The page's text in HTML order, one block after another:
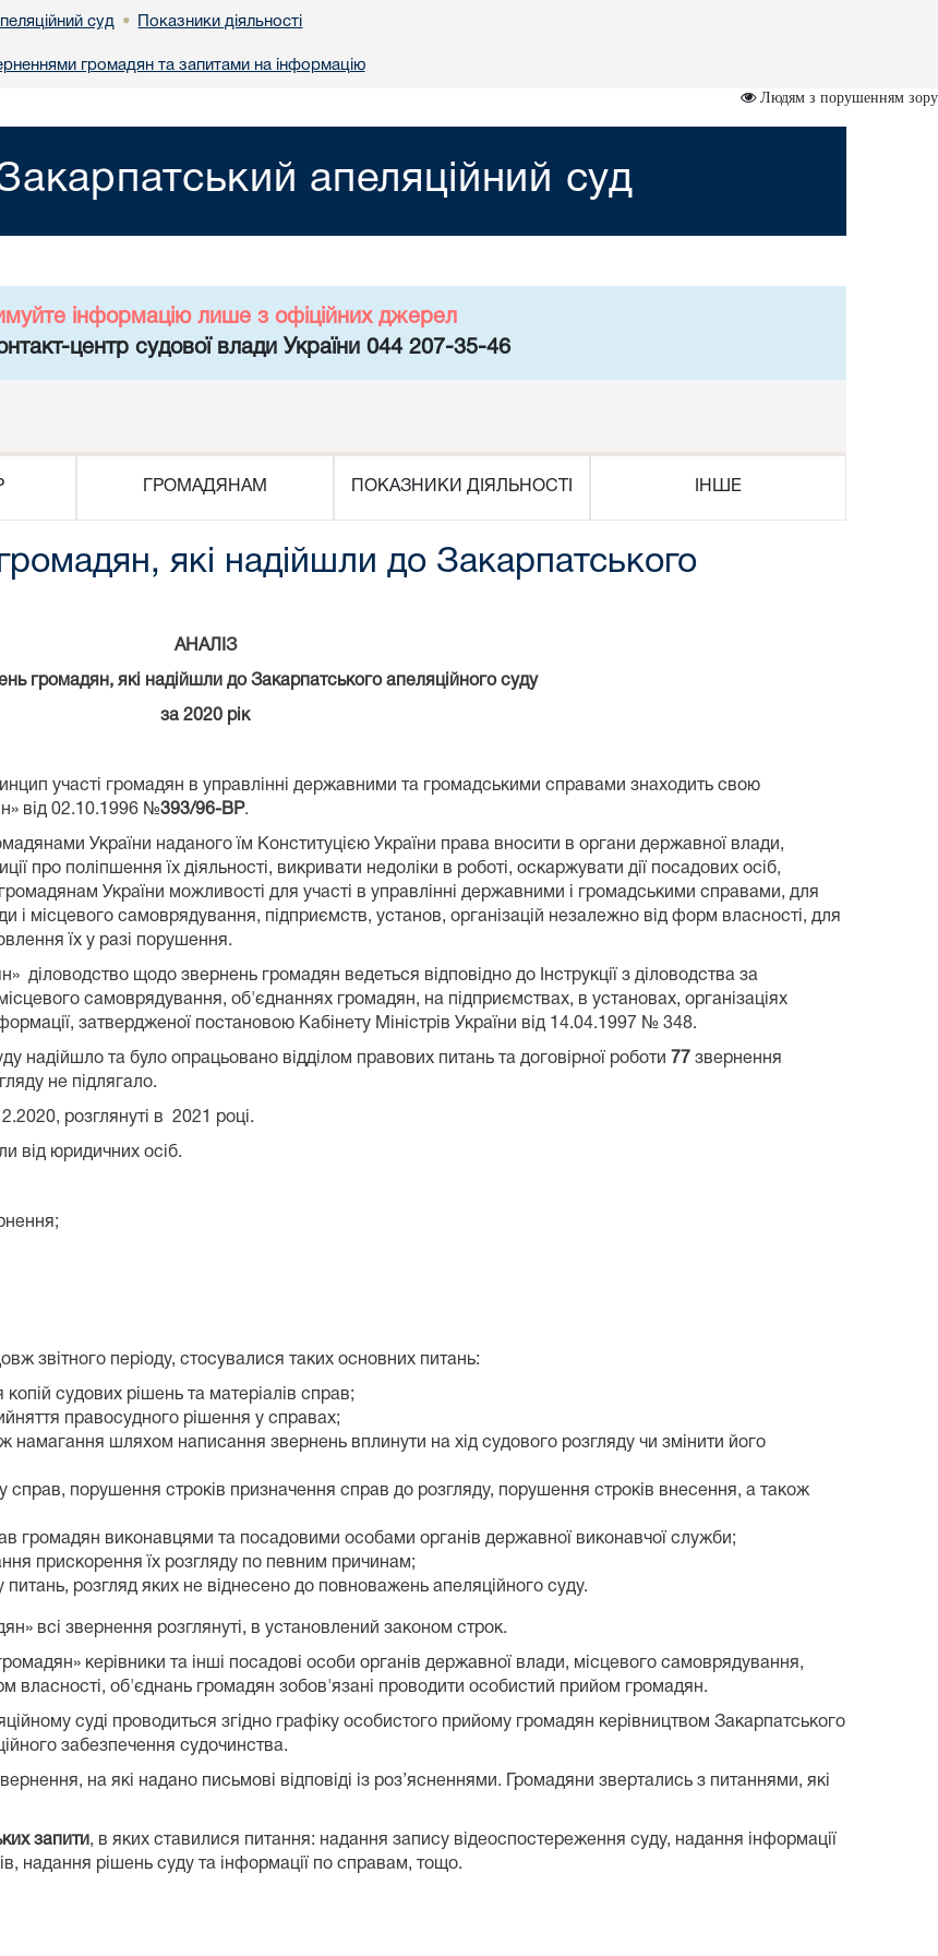
суд • Показники діяльності
громадян та запитами на інформацію
Людям з порушенням зору
апеляційний суд
інформацію лише з офіційних джерел
центр судової влади України 044 207-35-46
ГРОМАДЯНАМ ПОКАЗНИКИ ДІЯЛЬНОСТІ ІНШЕ
які надійшли до Закарпатського
АНАЛІЗ
громадян, які надійшли до Закарпатського апеляційного суду
за 2020 рік
участі громадян в управлінні державними та громадськими справами знаходить свою
від 02.10.1996 №393/96-ВР.
України наданого їм Конституцією України права вносити в органи державної влади,
про поліпшення їх діяльності, викривати недоліки в роботі, оскаржувати дії посадових осіб,
України можливості для участі в управлінні державними і громадськими справами, для
і місцевого самоврядування, підприємств, установ, організацій незалежно від форм власності, для
їх у разі порушення.
діловодство щодо звернень громадян ведеться відповідно до Інструкції з діловодства за
самоврядування, об'єднаннях громадян, на підприємствах, в установах, організаціях
затвердженої постановою Кабінету Міністрів України від 14.04.1997 № 348.
надійшло та було опрацьовано відділом правових питань та договірної роботи 77 звернення
не підлягало.
розглянуті в 2021 році.
від юридичних осіб.
звітного періоду, стосувалися таких основних питань:
судових рішень та матеріалів справ;
правосудного рішення у справах;
шляхом написання звернень вплинути на хід судового розгляду чи змінити його
справ, порушення строків призначення справ до розгляду, порушення строків внесення, а також
громадян виконавцями та посадовими особами органів державної виконавчої служби;
прискорення їх розгляду по певним причинам;
розгляд яких не віднесено до повноважень апеляційного суду.
всі звернення розглянуті, в установлений законом строк.
керівники та інші посадові особи органів державної влади, місцевого самоврядування,
власності, об'єднань громадян зобов'язані проводити особистий прийом громадян.
суді проводиться згідно графіку особистого прийому громадян керівництвом Закарпатського
забезпечення судочинства.
на які надано письмові відповіді із роз’ясненнями. Громадяни звертались з питаннями, які
запити, в яких ставилися питання: надання запису відеоспостереження суду, надання інформації
надання рішень суду та інформації по справам, тощо.